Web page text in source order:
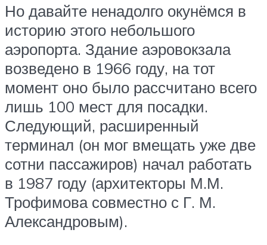
Но давайте ненадолго окунёмся в
историю этого небольшого
аэропорта. Здание аэровокзала
возведено в 1966 году, на тот
момент оно было рассчитано всего
лишь 100 мест для посадки.
Следующий, расширенный
терминал (он мог вмещать уже две
сотни пассажиров) начал работать
в 1987 году (архитекторы М.М.
Трофимова совместно с Г. М.
Александровым).